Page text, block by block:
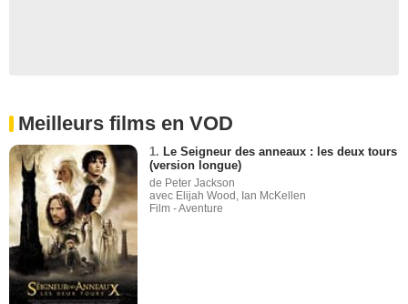
Meilleurs films en VOD
1. Le Seigneur des anneaux : les deux tours
(version longue)
de Peter Jackson
avec Elijah Wood, Ian McKellen
Film - Aventure